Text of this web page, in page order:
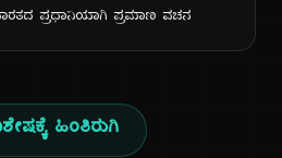
ಪ್ರಧಾನಿಯಾಗಿ ಪ್ರಮಾಣ ವಚನ
ಹಿಂತಿರುಗಿ